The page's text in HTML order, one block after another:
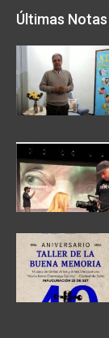
Últimas Notas